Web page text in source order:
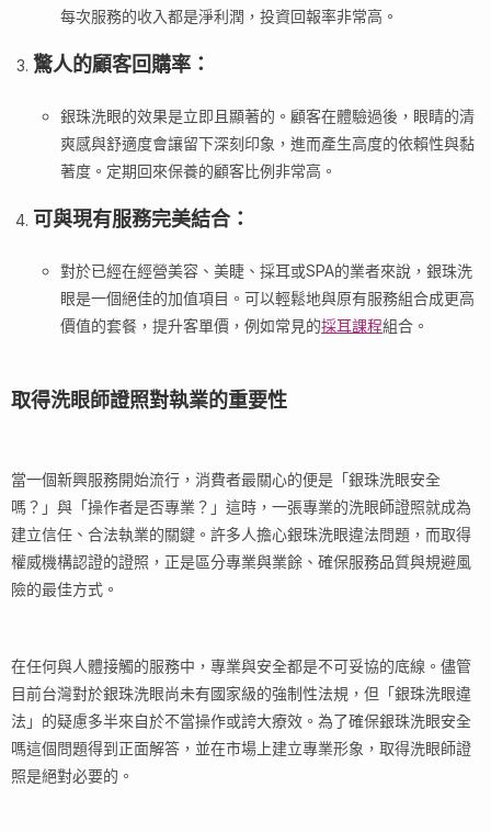
每次服務的收入都是淨利潤，投資回報率非常高。
驚人的顧客回購率 ：
銀珠洗眼的效果是立即且顯著的。顧客在體驗過後，眼睛的清
爽感與舒適度會讓留下深刻印象，進而產生高度的依賴性與黏
著度。定期回來保養的顧客比例非常高。
可與現有服務完美結合：
對於已經在經營美容、美睫、採耳或SPA的業者來說，銀珠洗
眼是一個絕佳的加值項目。可以輕鬆地與原有服務組合成更高
價值的套餐，提升客單價，例如常見的採耳課程組合。
取得洗眼師證照對執業的重要性
當一個新興服務開始流行，消費者最關心的便是「銀珠洗眼安全
嗎？」與「操作者是否專業？」這時，一張專業的洗眼師證照就成為
建立信任、合法執業的關鍵。許多人擔心銀珠洗眼違法問題，而取得
權威機構認證的證照，正是區分專業與業餘、確保服務品質與規避風
險的最佳方式。
在任何與人體接觸的服務中，專業與安全都是不可妥協的底線。儘管
目前台灣對於銀珠洗眼尚未有國家級的強制性法規，但「銀珠洗眼違
法」的疑慮多半來自於不當操作或誇大療效。為了確保銀珠洗眼安全
嗎這個問題得到正面解答，並在市場上建立專業形象，取得洗眼師證
照是絕對必要的。